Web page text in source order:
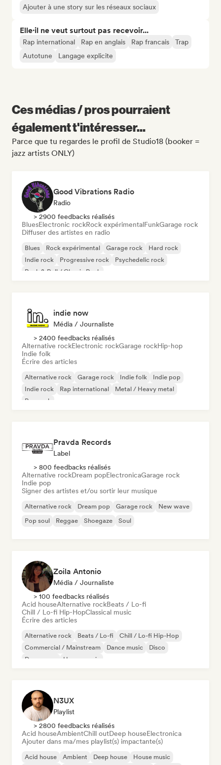
Ajouter à une story sur les réseaux sociaux
Elle·il ne veut surtout pas recevoir...
Rap international Rap en anglais Rap francais
Trap
Autotune
Langage explicite
Ces médias / pros pourraient
également t'intéresser...
Parce que tu regardes le profil de Studio18 (booker =
jazz artists ONLY)
Good Vibrations Radio
Radio
> 2900 feedbacks réalisés
BluesElectronic rockRock expérimentalFunkGarage rock
Diffuser des artistes en radio
Blues Rock expérimental Garage rock
Hard rock
Indie rock
Progressive rock
Psychedelic rock
Rock & Roll / Classic Rock
indie now
Média / Journaliste
> 2400 feedbacks réalisés
Alternative rockElectronic rockGarage rockHip-hop
Indie folk
Écrire des articles
Alternative rock Garage rock Indie folk
Indie pop
Indie rock
Rap international
Metal / Heavy metal
Pop rock
Pravda Records
Label
> 800 feedbacks réalisés
Alternative rockDream popElectronicaGarage rock
Indie pop
Signer des artistes et/ou sortir leur musique
Alternative rock Dream pop Garage rock
New wave
Pop soul
Reggae Shoegaze Soul
Zoila Antonio
Média / Journaliste
> 100 feedbacks réalisés
Acid houseAlternative rockBeats / Lo-fi
Chill / Lo-fi Hip-HopClassical music
Écrire des articles
Alternative rock Beats / Lo-fi
Chill / Lo-fi Hip-Hop
Commercial / Mainstream
Dance music
Disco
Dream pop
House music
N3UX
Playlist
> 2800 feedbacks réalisés
Acid houseAmbientChill outDeep houseElectronica
Ajouter dans ma/mes playlist(s) impactante(s)
Acid house Ambient Deep house
House music